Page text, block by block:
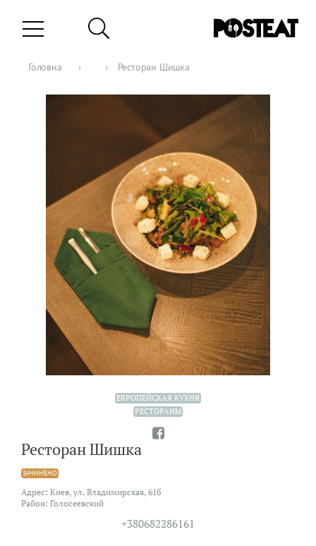
Головна › › Ресторан Шишка
ЕВРОПЕЙСКАЯ КУХНЯ
РЕСТОРАНЫ
Ресторан Шишка
ЗАЧИНЕНО
Адрес: Киев, ул. Владимирская, 61б
Район: Голосеевский
+380682286161